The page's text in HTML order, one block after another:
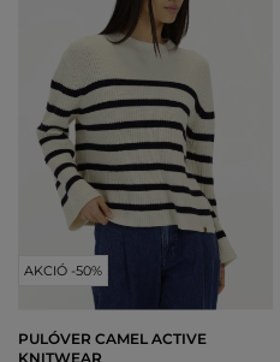
AKCIÓ -50%
PULÓVER CAMEL ACTIVE
KNITWEAR